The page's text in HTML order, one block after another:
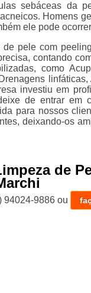
sebáceas da
Homens
ele pode
pele com
contando
como
investiu em
de entrar em
para nossos
deixando-os
de
94024-9886 ou